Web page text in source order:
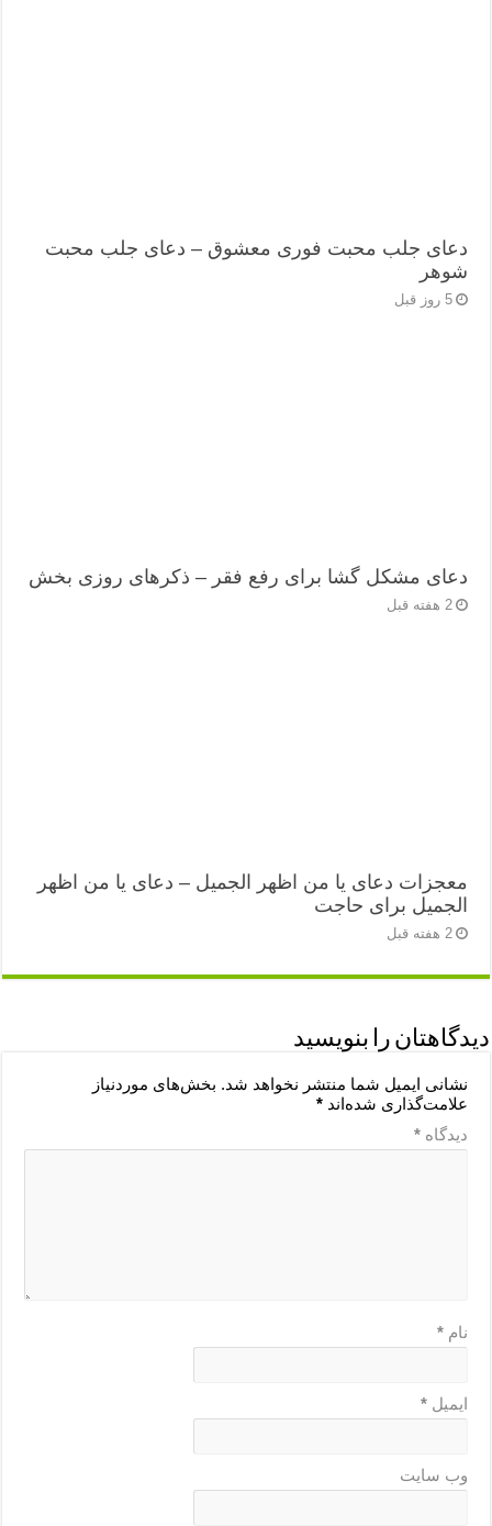
دعای جلب محبت فوری معشوق – دعای جلب محبت
شوهر
5 روز قبل
دعای مشکل گشا برای رفع فقر – ذکرهای روزی‌ بخش
2 هفته قبل
معجزات دعای یا من اظهر الجمیل – دعای یا من اظهر
الجمیل برای حاجت
2 هفته قبل
دیدگاهتان را بنویسید
نشانی ایمیل شما منتشر نخواهد شد. بخش‌های موردنیاز
علامت‌گذاری شده‌اند*
دیدگاه*
نام*
ایمیل*
وب‌ سایت